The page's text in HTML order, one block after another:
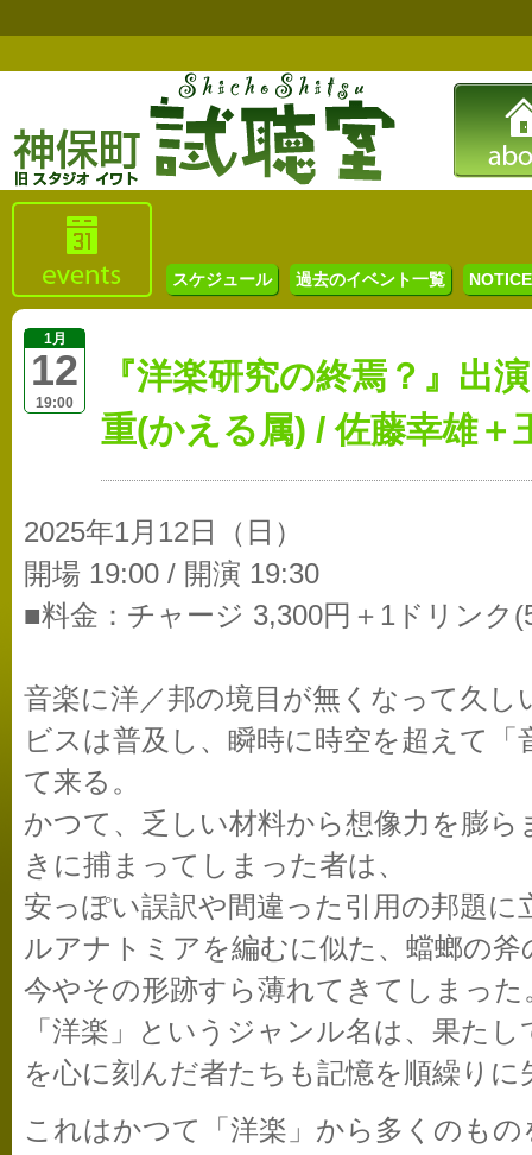
スケジュール 過去のイベント一覧
1月
12
19:00
『洋楽研究の終焉？』出
重(かえる属) / 佐藤幸雄＋
2025年1月12日（日）
開場 19:00 / 開演 19:30
■料金：チャージ 3,300円＋1ドリンク
音楽に洋／邦の境目が無くなって久し
ビスは普及し、瞬時に時空を超えて
て来る。
かつて、乏しい材料から想像力を膨ら
きに捕まってしまった者は、
安っぽい誤訳や間違った引用の邦題
ルアナトミアを編むに似た、蟷螂の
今やその形跡すら薄れてきてしまった
「洋楽」というジャンル名は、果た
を心に刻んだ者たちも記憶を順繰りに
これはかつて「洋楽」から多くのも